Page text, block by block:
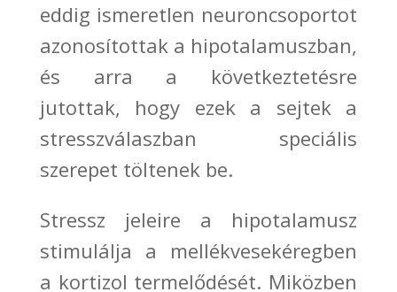
eddig ismeretlen neuroncsoportot
azonosítottak a hipotalamuszban,
és arra a következtetésre
jutottak, hogy ezek a sejtek a
stresszválaszban speciális
szerepet töltenek be.
Stressz jeleire a hipotalamusz
stimulálja a mellékvesekéregben
a kortizol termelődését. Miközben